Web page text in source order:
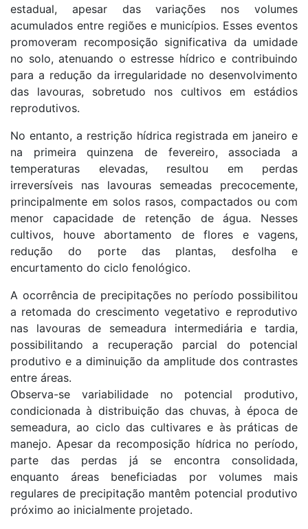
estadual, apesar das variações nos volumes
acumulados entre regiões e municípios. Esses eventos
promoveram recomposição significativa da umidade
no solo, atenuando o estresse hídrico e contribuindo
para a redução da irregularidade no desenvolvimento
das lavouras, sobretudo nos cultivos em estádios
reprodutivos.
No entanto, a restrição hídrica registrada em janeiro e
na primeira quinzena de fevereiro, associada a
temperaturas elevadas, resultou em perdas
irreversíveis nas lavouras semeadas precocemente,
principalmente em solos rasos, compactados ou com
menor capacidade de retenção de água. Nesses
cultivos, houve abortamento de flores e vagens,
redução do porte das plantas, desfolha e
encurtamento do ciclo fenológico.
A ocorrência de precipitações no período possibilitou
a retomada do crescimento vegetativo e reprodutivo
nas lavouras de semeadura intermediária e tardia,
possibilitando a recuperação parcial do potencial
produtivo e a diminuição da amplitude dos contrastes
entre áreas.
Observa-se variabilidade no potencial produtivo,
condicionada à distribuição das chuvas, à época de
semeadura, ao ciclo das cultivares e às práticas de
manejo. Apesar da recomposição hídrica no período,
parte das perdas já se encontra consolidada,
enquanto áreas beneficiadas por volumes mais
regulares de precipitação mantêm potencial produtivo
próximo ao inicialmente projetado.